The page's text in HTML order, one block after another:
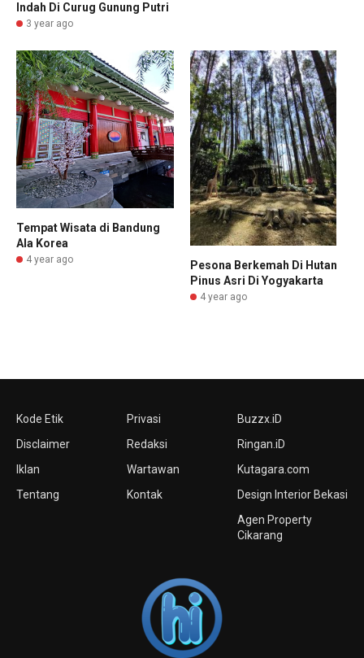
Indah Di Curug Gunung Putri
3 year ago
Tempat Wisata di Bandung
Ala Korea
4 year ago
Pesona Berkemah Di Hutan
Pinus Asri Di Yogyakarta
4 year ago
Kode Etik
Disclaimer
Iklan
Tentang
Privasi
Redaksi
Wartawan
Kontak
Buzzx.iD
Ringan.iD
Kutagara.com
Design Interior Bekasi
Agen Property
Cikarang